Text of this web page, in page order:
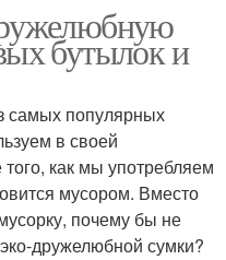
бутылок и
самых популярных
в своей
как мы употребляем
мусором. Вместо
почему бы не
дружелюбной сумки?